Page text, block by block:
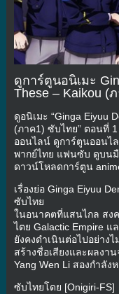
ดูการ์ตูนอนิเมะ
These – Kaikou (
ดูอนิเมะ “Ginga Eiyuu
(ภาค1) ซับไทย” ตอนที่
ออนไลน์ ดูการ์ตูนออนไ
พากย์ไทย แฟนซับ ดูบน
ดาวน์โหลดการ์ตูน
เรื่องย่อ Ginga Eiyuu
ซับไทย
ในอนาคตที่แสนไกล สง
ไตย Galactic Empire แ
ยังคงดำเนินต่อไปอย่าง
สร้างชื่อเสียงและผลงา
Yang Wen Li สองกำลัง
ซับไทยโดย [Onigiri-FS]